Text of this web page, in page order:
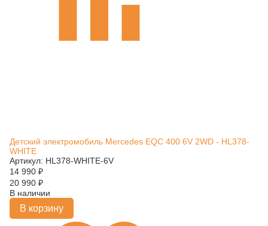
Детский электромобиль Mercedes EQC 400 6V 2WD - HL378-
WHITE
Артикул: HL378-WHITE-6V
14 990 ₽
20 990 ₽
В наличии
В корзину